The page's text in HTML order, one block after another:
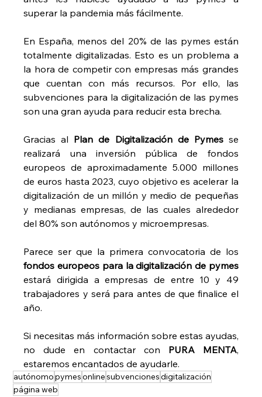
superar la pandemia más fácilmente.
En España, menos del 20% de las pymes están
totalmente digitalizadas. Esto es un problema a
la hora de competir con empresas más grandes
que cuentan con más recursos. Por ello, las
subvenciones para la digitalización de las pymes
son una gran ayuda para reducir esta brecha.
Gracias al Plan de Digitalización de Pymes se
realizará una inversión pública de fondos
europeos de aproximadamente 5.000 millones
de euros hasta 2023, cuyo objetivo es acelerar la
digitalización de un millón y medio de pequeñas
y medianas empresas, de las cuales alrededor
del 80% son autónomos y microempresas.
fondos europeos para la digitalización de pymes
estará dirigida a empresas de entre 10 y 49
trabajadores y será para antes de que finalice el
año.
Si necesitas más información sobre estas ayudas,
no dude en contactar con PURA MENTA,
estaremos encantados de ayudarle.
autónomopymesonlinesubvencionesdigitalización
página web